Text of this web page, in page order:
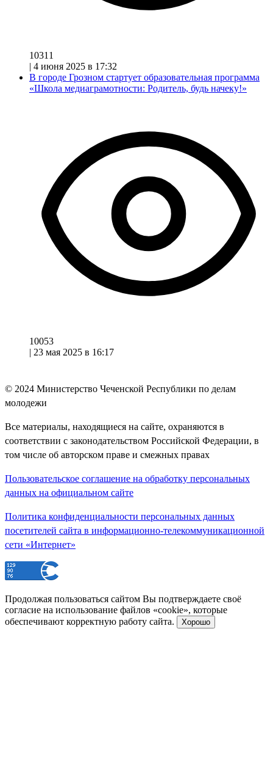
10311
| 4 июня 2025 в 17:32
В городе Грозном стартует образовательная программа
«Школа медиаграмотности: Родитель, будь начеку!»
10053
| 23 мая 2025 в 16:17
© 2024 Министерство Чеченской Республики по делам
молодежи
Все материалы, находящиеся на сайте, охраняются в
соответствии с законодательством Российской Федерации, в
том числе об авторском праве и смежных правах
Пользовательское соглашение на обработку персональных
данных на официальном сайте
Политика конфиденциальности персональных данных
посетителей сайта в информационно-телекоммуникационной
сети «Интернет»
Продолжая пользоваться сайтом Вы подтверждаете своё
согласие на использование файлов «cookie», которые
обеспечивают корректную работу сайта.
Хорошо